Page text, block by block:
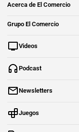
Acerca de El Comercio
Grupo El Comercio
Videos
Podcast
Newsletters
Juegos